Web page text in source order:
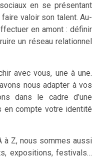
en se présentant
valoir son talent. Au-
en amont : définir
un réseau relationnel
avec vous, une à une.
nous adapter à vos
dans le cadre d’une
en compte votre identité
à Z, nous sommes aussi
expositions, festivals…